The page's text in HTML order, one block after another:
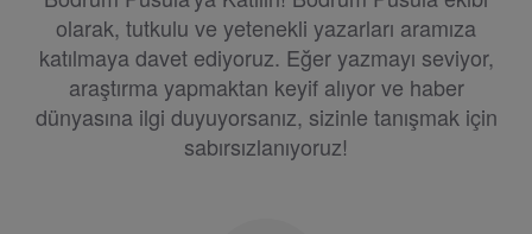
olarak, tutkulu ve yetenekli yazarları aramıza
katılmaya davet ediyoruz. Eğer yazmayı seviyor,
araştırma yapmaktan keyif alıyor ve haber
dünyasına ilgi duyuyorsanız, sizinle tanışmak için
sabırsızlanıyoruz!